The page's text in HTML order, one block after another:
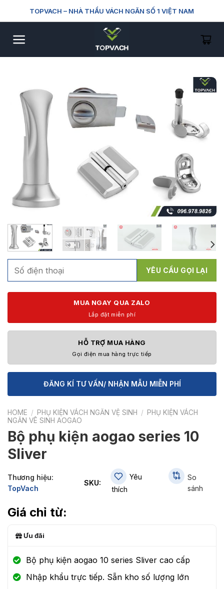
TOPVACH– NHÀ THẦU VÁCH NGĂN SỐ 1 VIỆT NAM
MUA NGAY QUA ZALO
Lắp đặt miễn phí
HỖ TRỢ MUA HÀNG
Gọi điện mua hàng trực tiếp
ĐĂNG KÍ TƯ VẤN/ NHẬN MẪU MIỄN PHÍ
HOME / PHỤ KIỆN VÁCH NGĂN VỆ SINH /
PHỤ KIỆN VÁCH
NGĂN VÊ SINH AOGAO
Bộ phụ kiện aogao series 10
Sliver
Thương hiệu:
TopVach
SKU:
Yêu
thích
So
sánh
Ưu đãi
Bộ phụ kiện aogao 10 series Sliver cao cấp
Nhập khẩu trực tiếp. Sẵn kho số lượng lớn